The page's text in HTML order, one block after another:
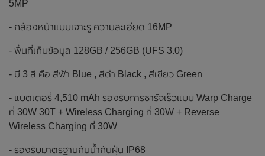
5MP
- กล้องหน้าแบบเจาะรู ความละเอียด 16MP
- พื้นที่เก็บข้อมูล 128GB / 256GB (UFS 3.0)
- มี 3 สี คือ สีฟ้า Blue , สีดำ Black , สีเขียว Green
- แบตเตอรี่ 4,510 mAh รองรับการชาร์จเร็วแบบ Warp Charge
ที่ 30W 30T + Wireless Charging ที่ 30W + Reverse
Wireless Charging ที่ 30W
- รองรับมาตรฐานกันน้ำกันฝุ่น IP68